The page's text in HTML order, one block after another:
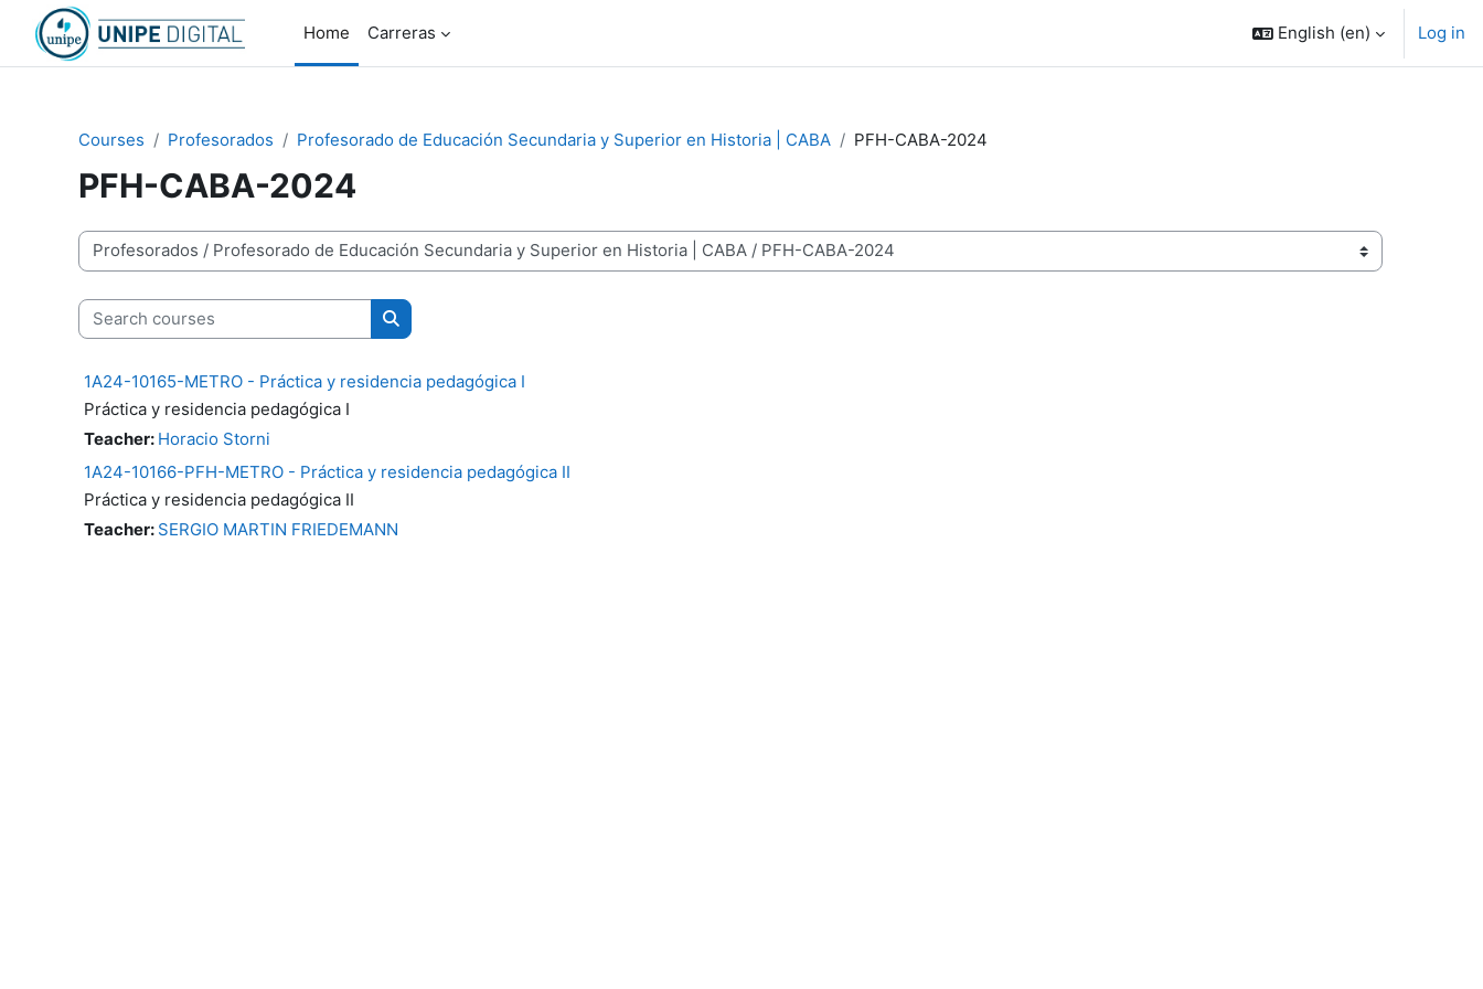
Skip to main content
Home
Carreras English ‎(en)‎ Log in
Courses Profesorados Profesorado de Educación Secundaria y Superior en Historia | CABA PFH-CABA-2024
PFH-CABA-2024
Course categories
Search courses
Search courses
1A24-10165-METRO - Práctica y residencia pedagógica I
Práctica y residencia pedagógica I
Teacher: Horacio Storni
1A24-10166-PFH-METRO - Práctica y residencia pedagógica II
Práctica y residencia pedagógica II
Teacher: SERGIO MARTIN FRIEDEMANN